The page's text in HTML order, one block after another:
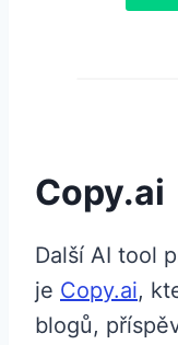
Copy.ai
Další AI tool
je Copy.ai,
blogů,